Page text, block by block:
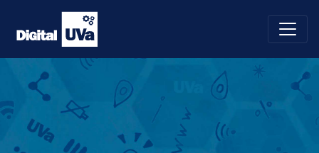
Saltar
contenido